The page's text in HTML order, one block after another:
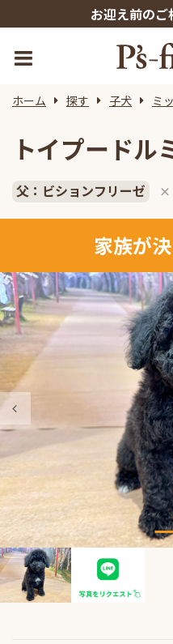
お迎え前の
ホーム 探す 子犬 ミ
トイプードル
父：ビションフリーゼ ×
家族が